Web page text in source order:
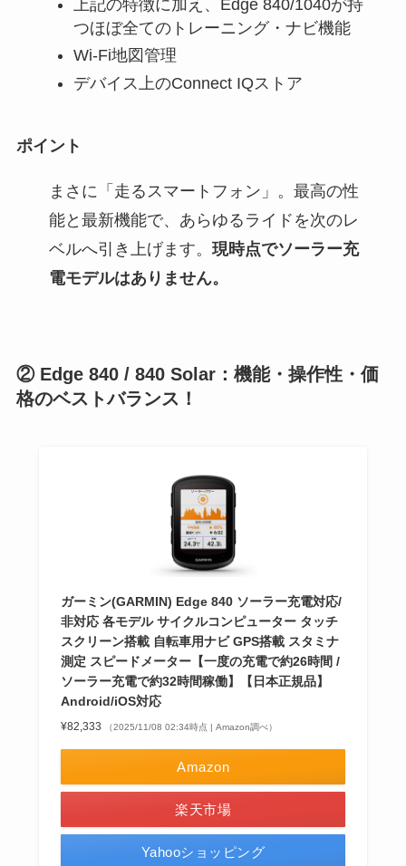
上記の特徴に加え、Edge 840/1040が持
つほぼ全てのトレーニング・ナビ機能
Wi-Fi地図管理
デバイス上のConnect IQストア
ポイント
まさに「走るスマートフォン」。最高の性
能と最新機能で、あらゆるライドを次のレ
ベルへ引き上げます。 現時点でソーラー充
電モデルはありません。
② Edge 840 / 840 Solar：機能・操作性・価
格のベストバランス！
ガーミン(GARMIN) Edge 840 ソーラー充電対応/
非対応 各モデル サイクルコンピューター タッチ
スクリーン搭載 自転車用ナビ GPS搭載 スタミナ
測定 スピードメーター【一度の充電で約26時間 /
ソーラー充電で約32時間稼働】【日本正規品】
Android/iOS対応
¥82,333 （2025/11/08 02:34時点 | Amazon調べ）
Amazon
楽天市場
Yahooショッピング